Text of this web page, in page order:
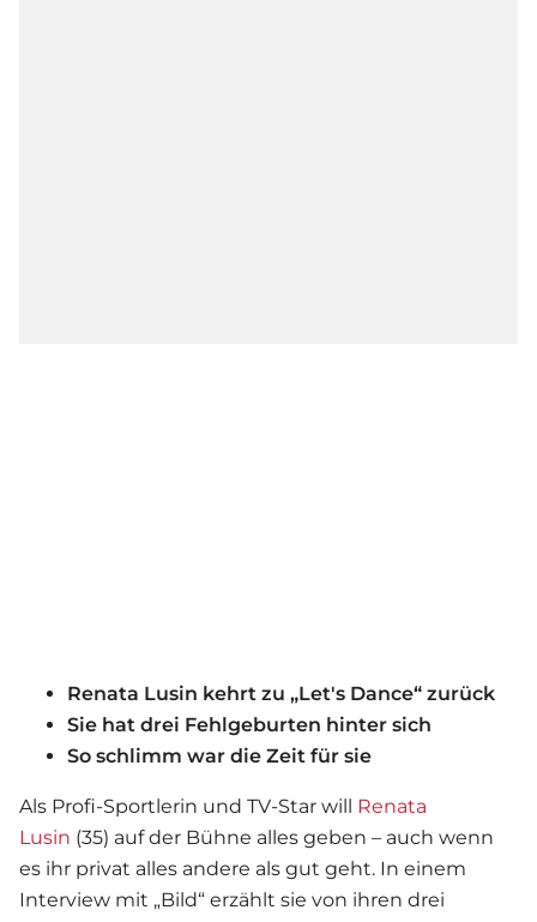
Renata Lusin kehrt zu „Let's Dance“ zurück
Sie hat drei Fehlgeburten hinter sich
So schlimm war die Zeit für sie
Als Profi-Sportlerin und TV-Star will Renata
Lusin (35) auf der Bühne alles geben – auch wenn
es ihr privat alles andere als gut geht. In einem
Interview mit „Bild“ erzählt sie von ihren drei